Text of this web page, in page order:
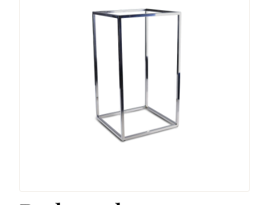
Tekstylia Dekoracje
Gotowanie
Transport Pozostałe